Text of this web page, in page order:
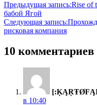
Предыдущая запись:Rise of
бабой Ягой
Следующая запись:
рисковая компания
10 комментариев
в 10:40